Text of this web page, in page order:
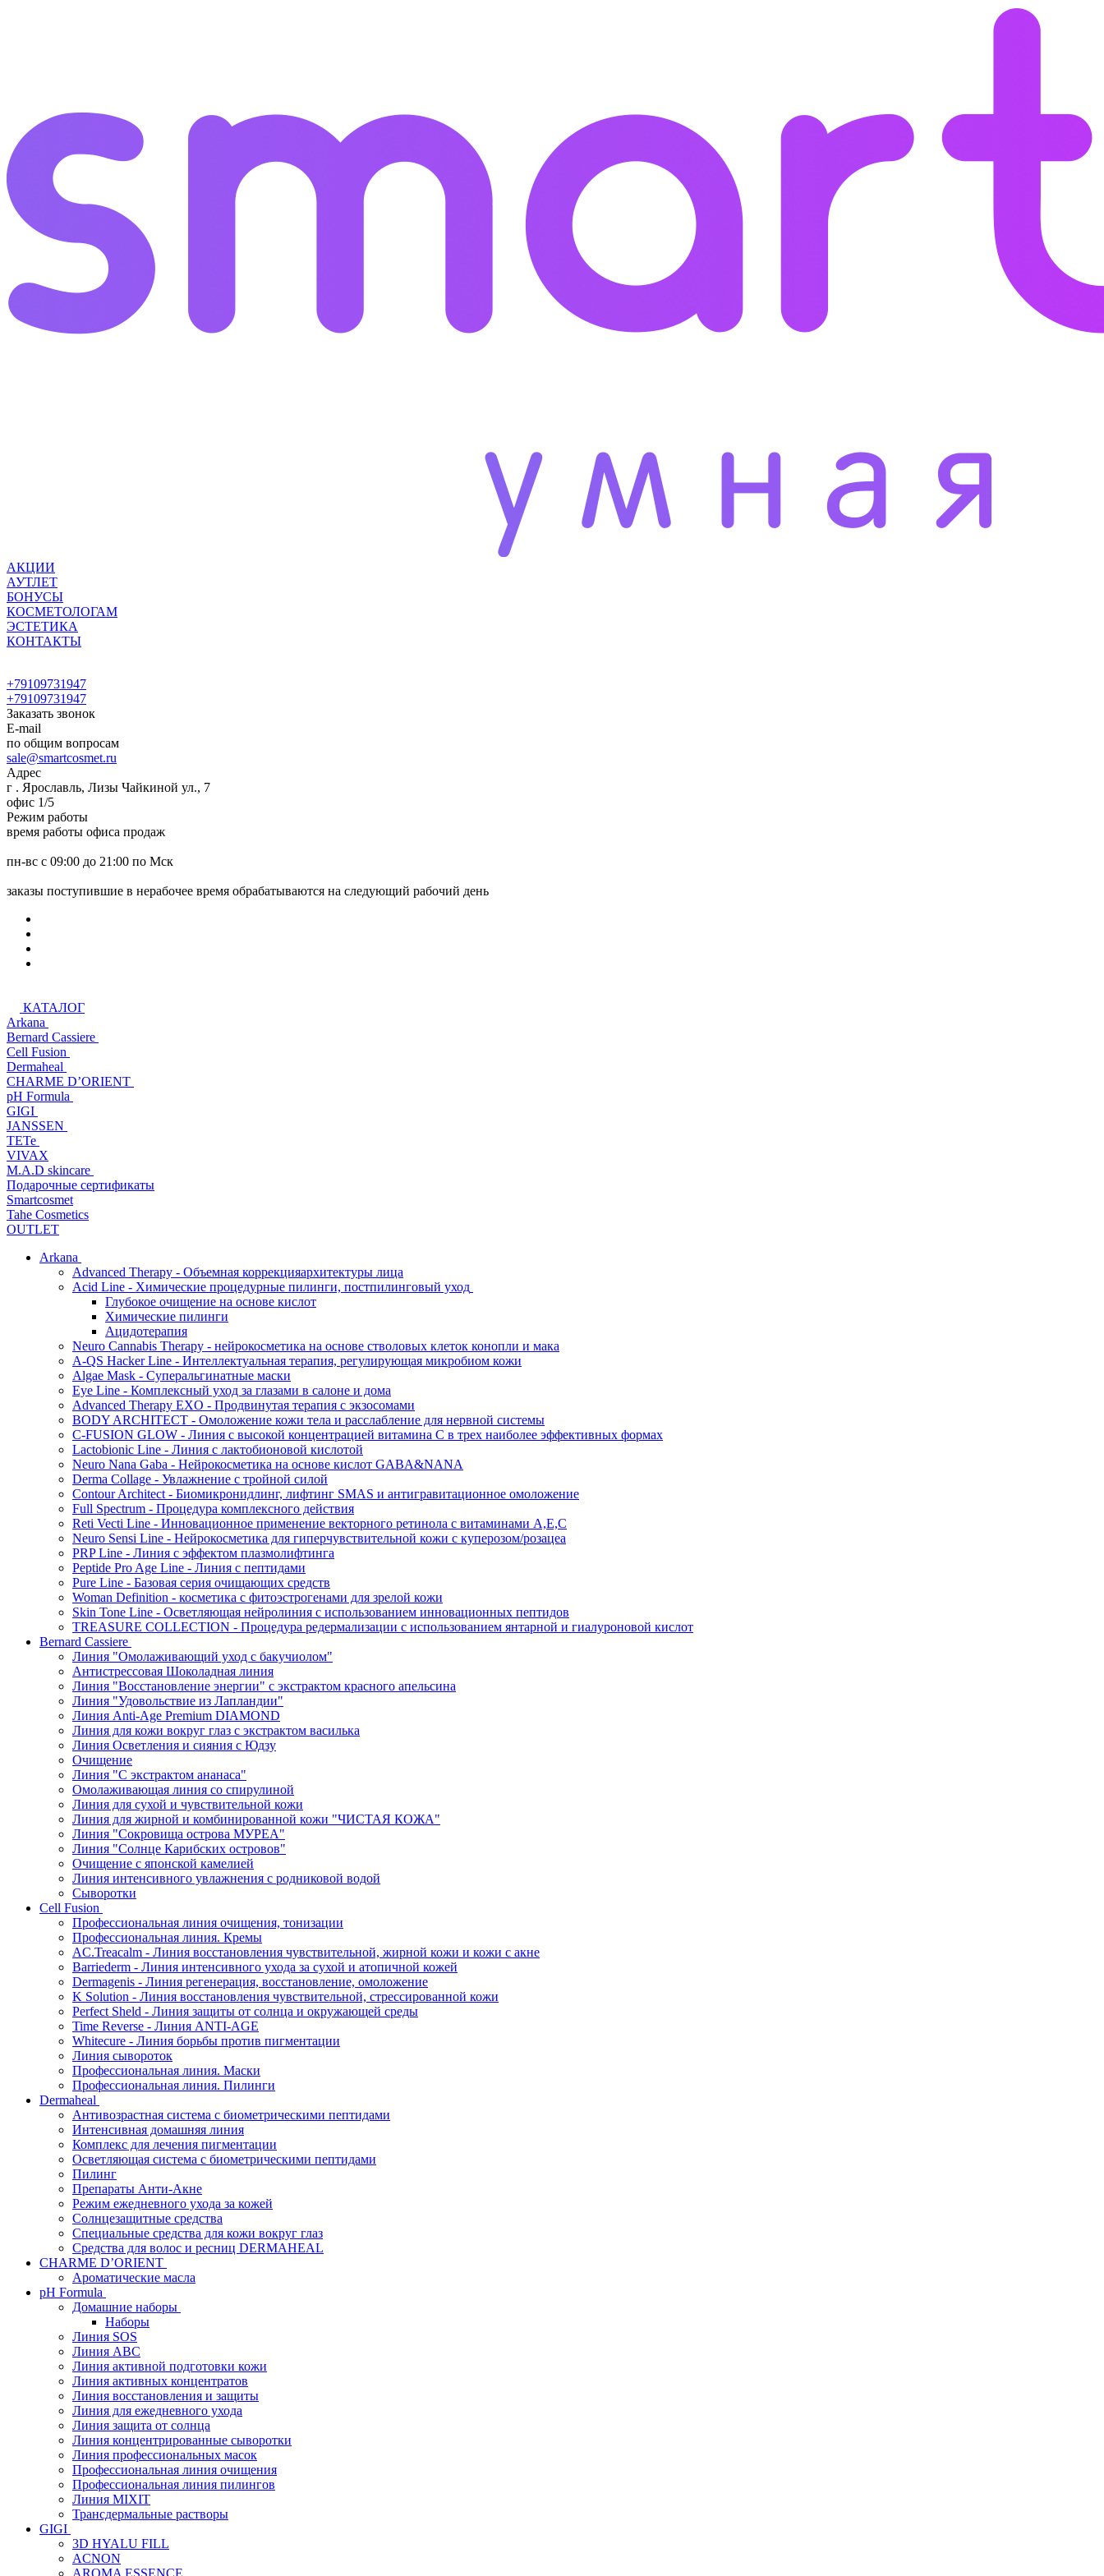
АКЦИИ
АУТЛЕТ
БОНУСЫ
КОСМЕТОЛОГАМ
ЭСТЕТИКА
КОНТАКТЫ
+79109731947
+79109731947
Заказать звонок
E-mail
по общим вопросам
sale@smartcosmet.ru
Адрес
г . Ярославль, Лизы Чайкиной ул., 7
офис 1/5
Режим работы
время работы офиса продаж
пн-вс с 09:00 до 21:00 по Мск
заказы поступившие в нерабочее время обрабатываются на следующий рабочий день
КАТАЛОГ
Arkana
Bernard Cassiere
Cell Fusion
Dermaheal
CHARME D’ORIENT
pH Formula
GIGI
JANSSEN
TETe
VIVAX
M.A.D skincare
Подарочные сертификаты
Smartcosmet
Tahe Cosmetics
OUTLET
Arkana
Advanced Therapy - Объемная коррекцияархитектуры лица
Acid Line - Химические процедурные пилинги, постпилинговый уход
Глубокое очищение на основе кислот
Химические пилинги
Ацидотерапия
Neuro Cannabis Therapy - нейрокосметика на основе стволовых клеток конопли и мака
A-QS Hacker Line - Интеллектуальная терапия, регулирующая микробиом кожи
Algae Mask - Суперальгинатные маски
Eye Line - Комплексный уход за глазами в салоне и дома
Advanced Therapy EXO - Продвинутая терапия с экзосомами
BODY ARCHITECT - Омоложение кожи тела и расслабление для нервной системы
C-FUSION GLOW - Линия с высокой концентрацией витамина C в трех наиболее эффективных формах
Lactobionic Line - Линия с лактобионовой кислотой
Neuro Nana Gaba - Нейрокосметика на основе кислот GABA&NANA
Derma Collage - Увлажнение с тройной силой
Contour Architect - Биомикронидлинг, лифтинг SMAS и антигравитационное омоложение
Full Spectrum - Процедура комплексного действия
Reti Vecti Line - Инновационное применение векторного ретинола с витаминами A,Е,С
Neuro Sensi Line - Нейрокосметика для гиперчувствительной кожи с куперозом/розацеа
PRP Line - Линия с эффектом плазмолифтинга
Peptide Pro Age Line - Линия с пептидами
Pure Line - Базовая серия очищающих средств
Woman Definition - косметика с фитоэстрогенами для зрелой кожи
Skin Tone Line - Осветляющая нейролиния с использованием инновационных пептидов
TREASURE COLLECTION - Процедура редермализации с использованием янтарной и гиалуроновой кислот
Bernard Cassiere
Линия "Омолаживающий уход с бакучиолом"
Антистрессовая Шоколадная линия
Линия "Восстановление энергии" с экстрактом красного апельсина
Линия "Удовольствие из Лапландии"
Линия Anti-Age Premium DIAMOND
Линия для кожи вокруг глаз с экстрактом василька
Линия Осветления и сияния с Юдзу
Очищение
Линия "С экстрактом ананаса"
Омолаживающая линия со спирулиной
Линия для сухой и чувствительной кожи
Линия для жирной и комбинированной кожи "ЧИСТАЯ КОЖА"
Линия "Сокровища острова МУРЕА"
Линия "Солнце Карибских островов"
Очищение с японской камелией
Линия интенсивного увлажнения с родниковой водой
Сыворотки
Cell Fusion
Профессиональная линия очищения, тонизации
Профессиональная линия. Кремы
AC.Treacalm - Линия восстановления чувствительной, жирной кожи и кожи с акне
Barriederm - Линия интенсивного ухода за сухой и атопичной кожей
Dermagenis - Линия регенерация, восстановление, омоложение
K Solution - Линия восстановления чувствительной, стрессированной кожи
Perfect Sheld - Линия защиты от солнца и окружающей среды
Time Reverse - Линия ANTI-AGE
Whitecure - Линия борьбы против пигментации
Линия сывороток
Профессиональная линия. Маски
Профессиональная линия. Пилинги
Dermaheal
Антивозрастная система с биометрическими пептидами
Интенсивная домашняя линия
Комплекс для лечения пигментации
Осветляющая система с биометрическими пептидами
Пилинг
Препараты Анти-Акне
Режим ежедневного ухода за кожей
Солнцезащитные средства
Специальные средства для кожи вокруг глаз
Средства для волос и ресниц DERMAHEAL
CHARME D’ORIENT
Ароматические масла
pH Formula
Домашние наборы
Наборы
Линия SOS
Линия АВС
Линия активной подготовки кожи
Линия активных концентратов
Линия восстановления и защиты
Линия для ежедневного ухода
Линия защита от солнца
Линия концентрированные сыворотки
Линия профессиональных масок
Профессиональная линия очищения
Профессиональная линия пилингов
Линия MIXIT
Трансдермальные растворы
GIGI
3D HYALU FILL
ACNON
AROMA ESSENCE